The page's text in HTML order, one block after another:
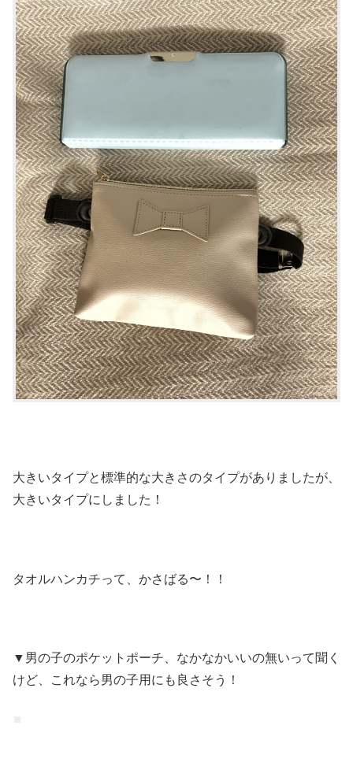
大きいタイプと標準的な大きさのタイプがありましたが、
大きいタイプにしました！
タオルハンカチって、かさばる〜！！
▼男の子のポケットポーチ、なかなかいいの無いって聞く
けど、これなら男の子用にも良さそう！